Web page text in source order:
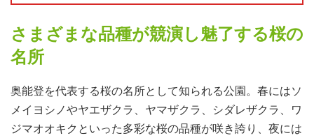
さまざまな品種が競演し魅了する桜の
名所
奥能登を代表する桜の名所として知られる公園。春にはソ
メイヨシノやヤエザクラ、ヤマザクラ、シダレザクラ、ワ
ジマオオキクといった多彩な桜の品種が咲き誇り、夜には